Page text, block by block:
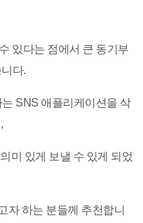
있다는 점에서 큰 동기부
다.
SNS 애플리케이션을 삭
미 있게 보낼 수 있게 되었
자 하는 분들께 추천합니